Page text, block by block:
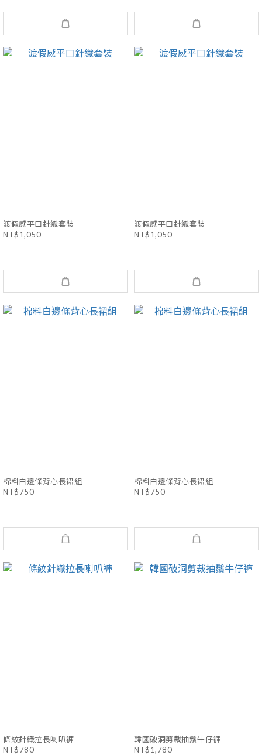
渡假感平口針織套裝
NT$1,050
渡假感平口針織套裝
NT$1,050
棉料白邊條背心長裙組
NT$750
棉料白邊條背心長裙組
NT$750
條紋針織拉長喇叭褲
NT$780
韓國破洞剪裁抽鬚牛仔褲
NT$1,780